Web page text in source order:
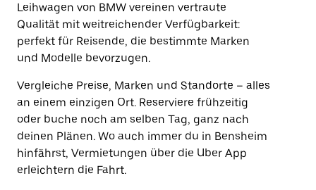
Leihwagen von BMW vereinen vertraute
Qualität mit weitreichender Verfügbarkeit:
perfekt für Reisende, die bestimmte Marken
und Modelle bevorzugen.
Vergleiche Preise, Marken und Standorte – alles
an einem einzigen Ort. Reserviere frühzeitig
oder buche noch am selben Tag, ganz nach
deinen Plänen. Wo auch immer du in Bensheim
hinfährst, Vermietungen über die Uber App
erleichtern die Fahrt.